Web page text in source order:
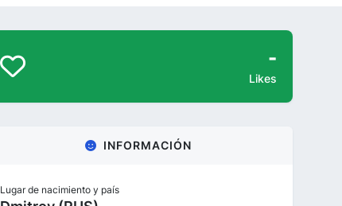
-
Likes
INFORMACIÓN
Lugar de nacimiento y país